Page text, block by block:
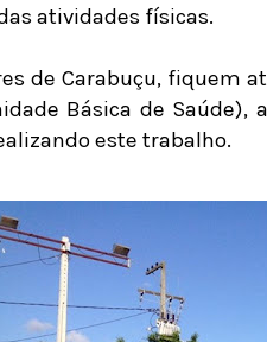
atividades físicas.
de Carabuçu, fiquem
Básica de Saúde),
este trabalho.